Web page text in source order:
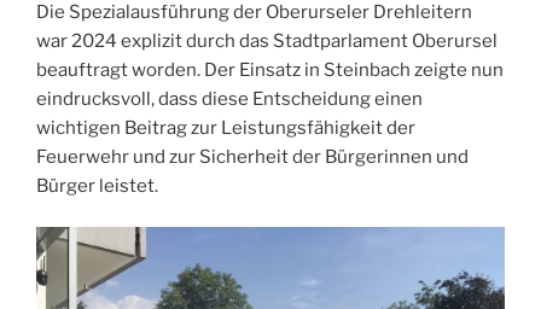
Die Spezialausführung der Oberurseler Drehleitern
war 2024 explizit durch das Stadtparlament Oberursel
beauftragt worden. Der Einsatz in Steinbach zeigte nun
eindrucksvoll, dass diese Entscheidung einen
wichtigen Beitrag zur Leistungsfähigkeit der
Feuerwehr und zur Sicherheit der Bürgerinnen und
Bürger leistet.